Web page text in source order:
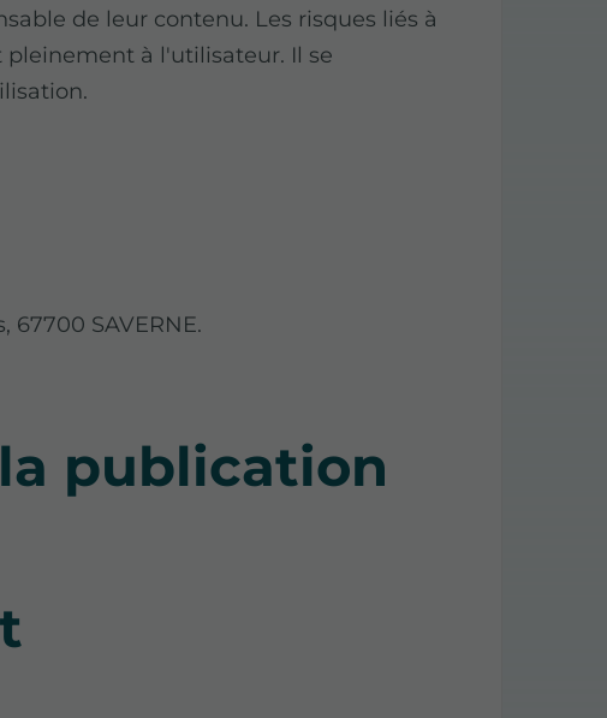
de leur contenu. Les risques liés à
à l'utilisateur. Il se
67700 SAVERNE.
publication